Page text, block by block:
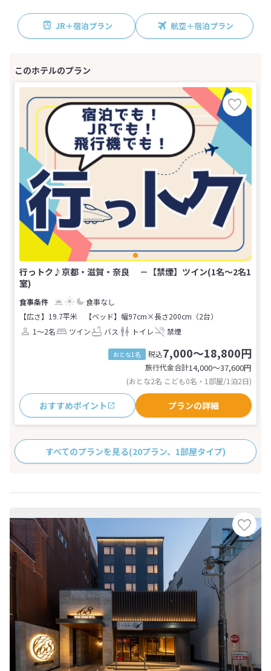
JR＋宿泊プラン 航空＋宿泊プラン
行っトク♪京都・滋賀・奈良 －【禁煙】ツイン(1名～2名1
室)
食事なし
【広さ】19.7平米
【ベッド】幅97cm×長さ200cm（2台）
1～2名
ツイン バス トイレ 禁煙
おとな1名 税込7,000～18,800円
旅行代金合計14,000〜37,600円
(おとな2名 こども0名・1部屋/1泊2日)
おすすめポイント プランの詳細
すべてのプランを見る(20プラン、1部屋タイプ)